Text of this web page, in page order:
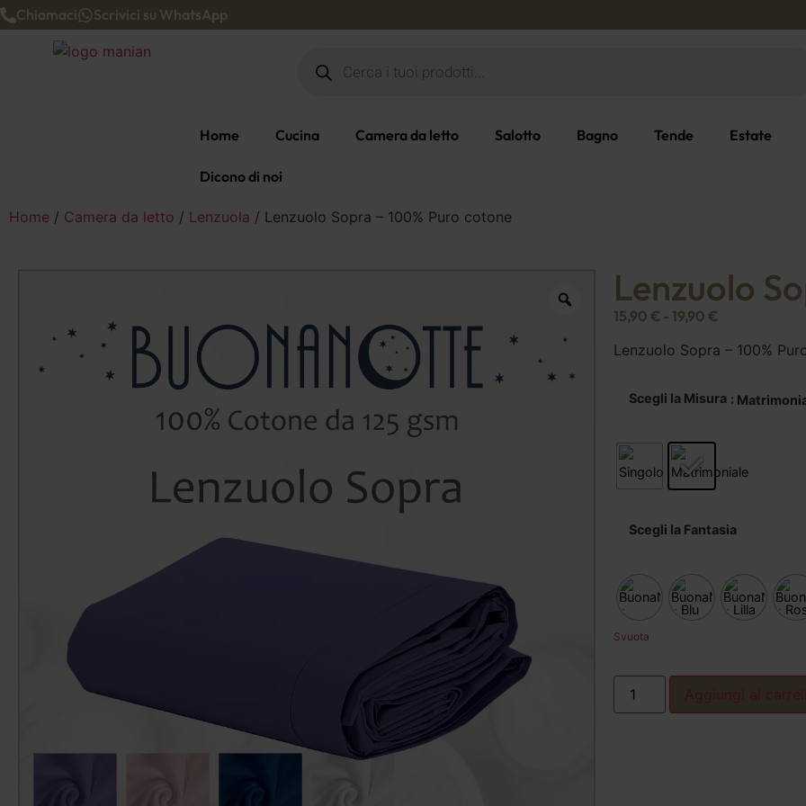
Chiamaci Scrivici su WhatsApp
Home Cucina Camera da letto Salotto Bagno Tende Estate
Dicono di noi
Home / Camera da letto / Lenzuola / Lenzuolo Sopra – 100% Puro cotone
Lenzuolo
15,90 € - 19,90 €
Lenzuolo Sopra – 100%
Scegli la Misura :
Scegli la Fantasia
Svuota
Aggiungi al